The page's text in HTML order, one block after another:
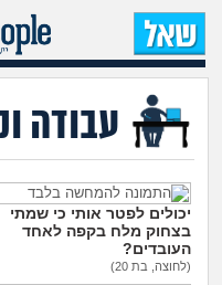
עבודה
יכולים לפטר אותי כי שמתי
בצחוק מלח בקפה לאחד
העובדים?
(לחוצה, בת 20)